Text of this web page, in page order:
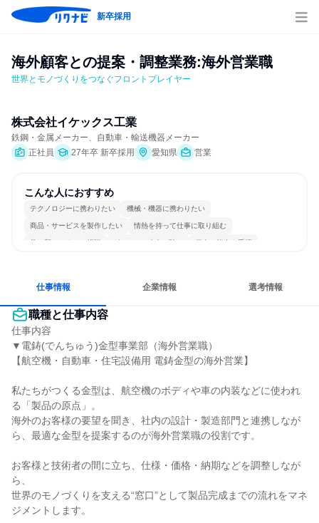
新卒採用
海外顧客との提案・調整業務:海外営業職
世界とモノづくりをつなぐフロントプレイヤー
株式会社イケックス工業
鉄鋼・金属メーカー、自動車・輸送機器メーカー
正社員
27年卒 新卒採用 愛知県 営業
こんな人におすすめ
テクノロジーに携わりたい 機械・機器に携わりたい
商品・サービスを製作したい 情熱を持って仕事に取り組む
常に新しいものに挑戦 グローバル志向が強い 個人の能力を重視
仕事情報 企業情報 選考情報
職種と仕事内容
仕事内容
▼電鋳(でんちゅう)金型事業部（海外営業職）
【航空機・自動車・住宅設備用 電鋳金型の海外営業】
私たちがつくる金型は、航空機のボディや車の内装などに使われ
る「製品の原点」。
海外のお客様の要望を聞き、社内の設計・製造部門と連携しなが
ら、最適な金型を提案するのが海外営業職の役割です。
お客様と技術者の間に立ち、仕様・価格・納期などを調整しなが
ら、
世界のモノづくりを支える“窓口”として製品完成までの流れをマネ
ジメントします。